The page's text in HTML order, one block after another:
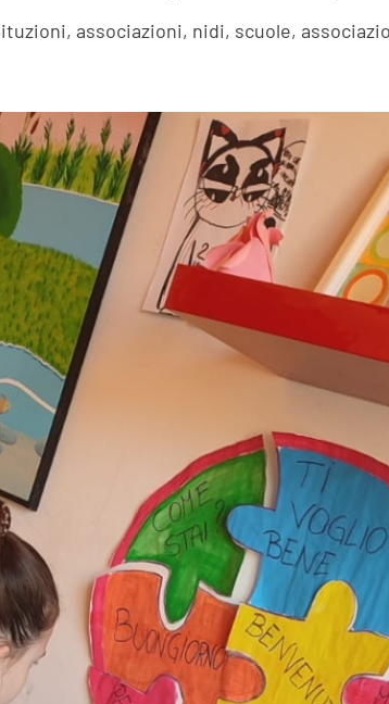
associazioni, nidi, scuole,